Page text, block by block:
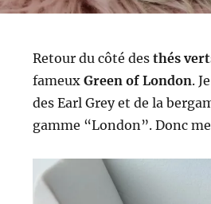
Retour du côté des thés
fameux Green of London.
des Earl Grey et de la
gamme “London”. Donc